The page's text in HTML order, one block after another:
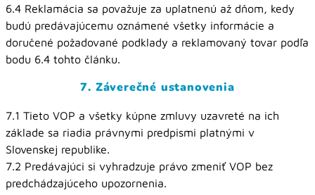
6.4 Reklamácia sa považuje za uplatnenú až dňom, kedy
budú predávajúcemu oznámené všetky informácie a
doručené požadované podklady a reklamovaný tovar podľa
bodu 6.4 tohto článku.
7. Záverečné ustanovenia
7.1 Tieto VOP a všetky kúpne zmluvy uzavreté na ich
základe sa riadia právnymi predpismi platnými v
Slovenskej republike.
7.2 Predávajúci si vyhradzuje právo zmeniť VOP bez
predchádzajúceho upozornenia.